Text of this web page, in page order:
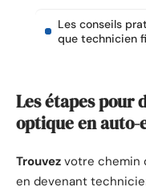
Les conseils
que technicien
Les étapes pour
optique en
Trouvez votre chemin
en devenant